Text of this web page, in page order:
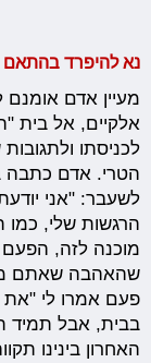
נא להיפרד בהתאם
מעיין אדם
אלקיים, אל בית
לכניסתו
הטרי. אדם כתבה
לשעבר: "אני
הרגשות שלי, כמו
מוכנה לזה, הפעם
שהאהבה שאתם
פעם אמרו לי "את
בבית, אבל תמיד
האחרון בינינו